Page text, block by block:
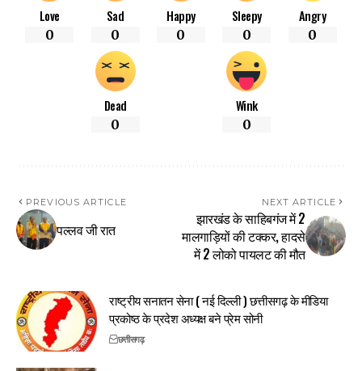
Love
0
Sad
0
Happy
0
Sleepy
0
Angry
0
Dead
0
Wink
0
PREVIOUS ARTICLE
पल्लव जी रात
NEXT ARTICLE
झारखंड के साहिबगंज में 2
मालगाड़ियों की टक्‍कर, हादसे
में 2 लोको पायलट की मौत
राष्ट्रीय सनातन सेना ( नई दिल्ली ) छत्तीसगढ़ के मीडिया
प्रकोष्ठ के प्रदेश अध्यक्ष बने प्रेम सोनी
छत्तीसगढ़